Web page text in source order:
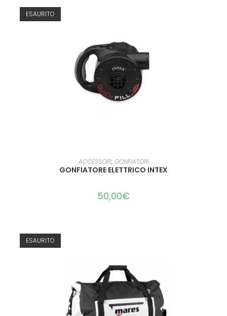
ESAURITO
LEGGI TUTTO
ACCESSORI, GONFIATORI
GONFIATORE ELETTRICO INTEX
50,00€
ESAURITO